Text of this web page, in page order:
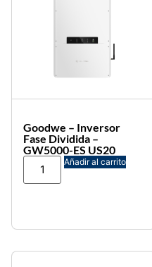
Goodwe – Inversor
Fase Dividida –
GW5000-ES US20
Añadir al carrito